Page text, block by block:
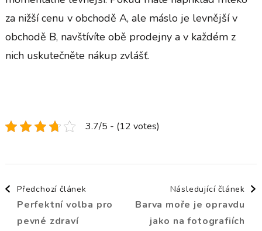
za nižší cenu v obchodě A, ale máslo je levnější v
obchodě B, navštívíte obě prodejny a v každém z
nich uskutečněte nákup zvlášť.
3.7/5 - (12 votes)
Navigace
příspěvku
Předchozí článek
Perfektní volba pro
pevné zdraví
Následující článek
Barva moře je opravdu
jako na fotografiích